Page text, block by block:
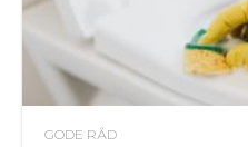
GODE RÅD